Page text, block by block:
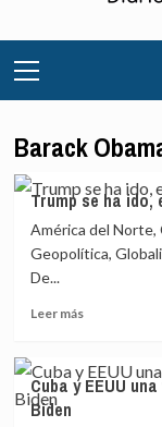
principal
Barack
Trump se ha
América del Norte,
Geopolítica,
De...
Leer másLeer
Trump
se
Cuba y EEUU
Biden